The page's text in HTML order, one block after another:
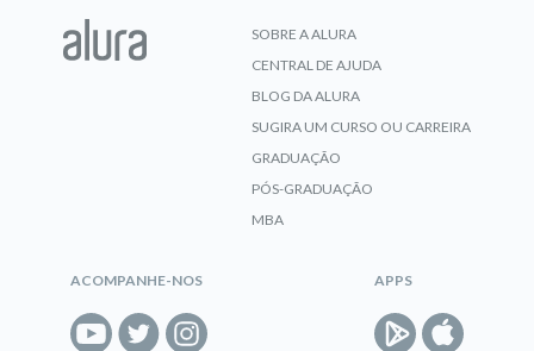
SOBRE A ALURA
CENTRAL DE AJUDA
BLOG DA ALURA
SUGIRA UM CURSO OU CARREIRA
GRADUAÇÃO
PÓS-GRADUAÇÃO
MBA
ACOMPANHE-NOS APPS